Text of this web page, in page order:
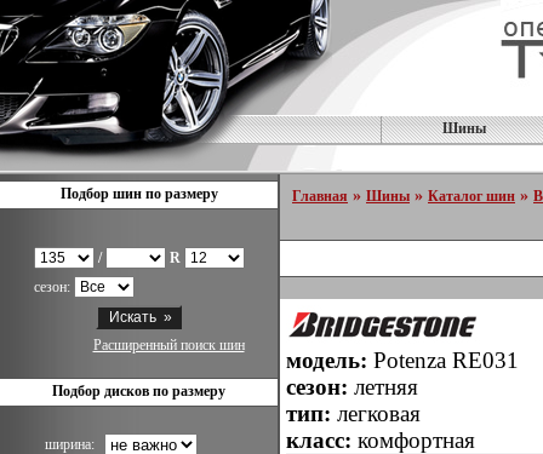
Шины
Подбор шин по размеру
/
R
сезон:
Расширенный поиск шин
Подбор дисков по размеру
ширина:
Главная » Шины » Каталог шин »
модель: Potenza RE031
сезон: летняя
тип: легковая
класс: комфортная